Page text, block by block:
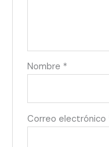
Nombre *
Correo electrónico